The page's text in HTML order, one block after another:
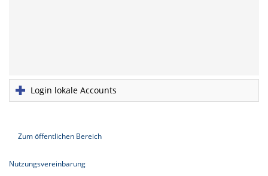
Login lokale Accounts
Zum öffentlichen Bereich
Nutzungsvereinbarung